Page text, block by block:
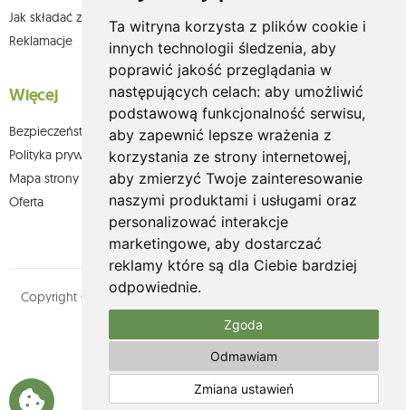
Ta witryna korzysta z plików cookie i
innych technologii śledzenia, aby
poprawić jakość przeglądania w
następujących celach: aby umożliwić
podstawową funkcjonalność serwisu,
aby zapewnić lepsze wrażenia z
korzystania ze strony internetowej,
aby zmierzyć Twoje zainteresowanie
naszymi produktami i usługami oraz
personalizować interakcje
marketingowe, aby dostarczać
reklamy które są dla Ciebie bardziej
odpowiednie.
Zgoda
Odmawiam
Zmiana ustawień
Jak składać zamówienia w sklepie olium.pl?
Reklamacje
Więcej
Bezpieczeństwo płatności
Polityka prywatności
Mapa strony
Oferta
Copyright © olium.pl. Wszystkie prawa zastrzeżone. Designed by
MOUTON interactive
Zobacz nasz profil na: